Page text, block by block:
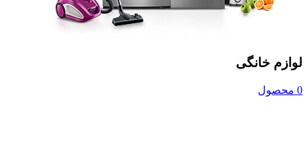
لوازم خانگی
0 محصول